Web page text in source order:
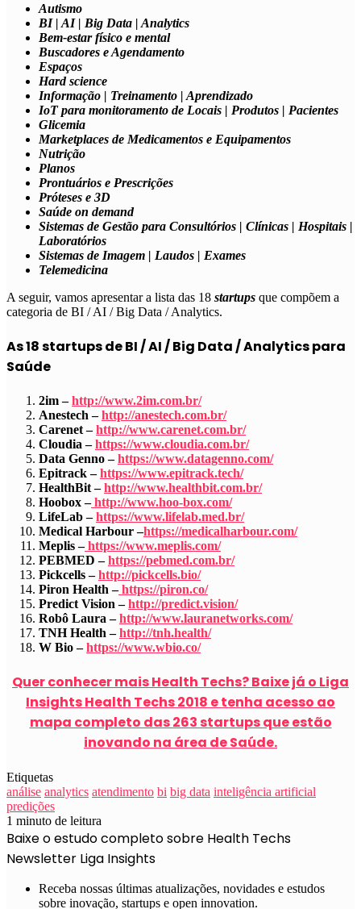
Autismo
BI | AI | Big Data | Analytics
Bem-estar físico e mental
Buscadores e Agendamento
Espaços
Hard science
Informação | Treinamento | Aprendizado
IoT para monitoramento de Locais | Produtos | Pacientes
Glicemia
Marketplaces de Medicamentos e Equipamentos
Nutrição
Planos
Prontuários e Prescrições
Próteses e 3D
Saúde on demand
Sistemas de Gestão para Consultórios | Clínicas | Hospitais |
Laboratórios
Sistemas de Imagem | Laudos | Exames
Telemedicina
A seguir, vamos apresentar a lista das 18 startups que compõem a
categoria de BI / AI / Big Data / Analytics.
As 18 startups de BI / AI / Big Data / Analytics para
Saúde
2im –http://www.2im.com.br/
Anestech –http://anestech.com.br/
Carenet –http://www.carenet.com.br/
Cloudia –https://www.cloudia.com.br/
Data Genno –https://www.datagenno.com/
Epitrack –https://www.epitrack.tech/
HealthBit –http://www.healthbit.com.br/
Hoobox –http://www.hoo-box.com/
LifeLab –https://www.lifelab.med.br/
Medical Harbour –https://medicalharbour.com/
Meplis –https://www.meplis.com/
PEBMED –https://pebmed.com.br/
Pickcells –http://pickcells.bio/
Piron Health –https://piron.co/
Predict Vision –http://predict.vision/
Robô Laura –http://www.lauranetworks.com/
TNH Health –http://tnh.health/
W Bio –https://www.wbio.co/
Quer conhecer mais Health Techs? Baixe já o Liga
Insights Health Techs 2018 e tenha acesso ao
mapa completo das 263 startups que estão
inovando na área de Saúde.
Etiquetas
análise analytics atendimento bi big data inteligência artificial
predições
1 minuto de leitura
Baixe o estudo completo sobre Health Techs
Newsletter Liga Insights
Receba nossas últimas atualizações, novidades e estudos
sobre inovação, startups e open innovation.